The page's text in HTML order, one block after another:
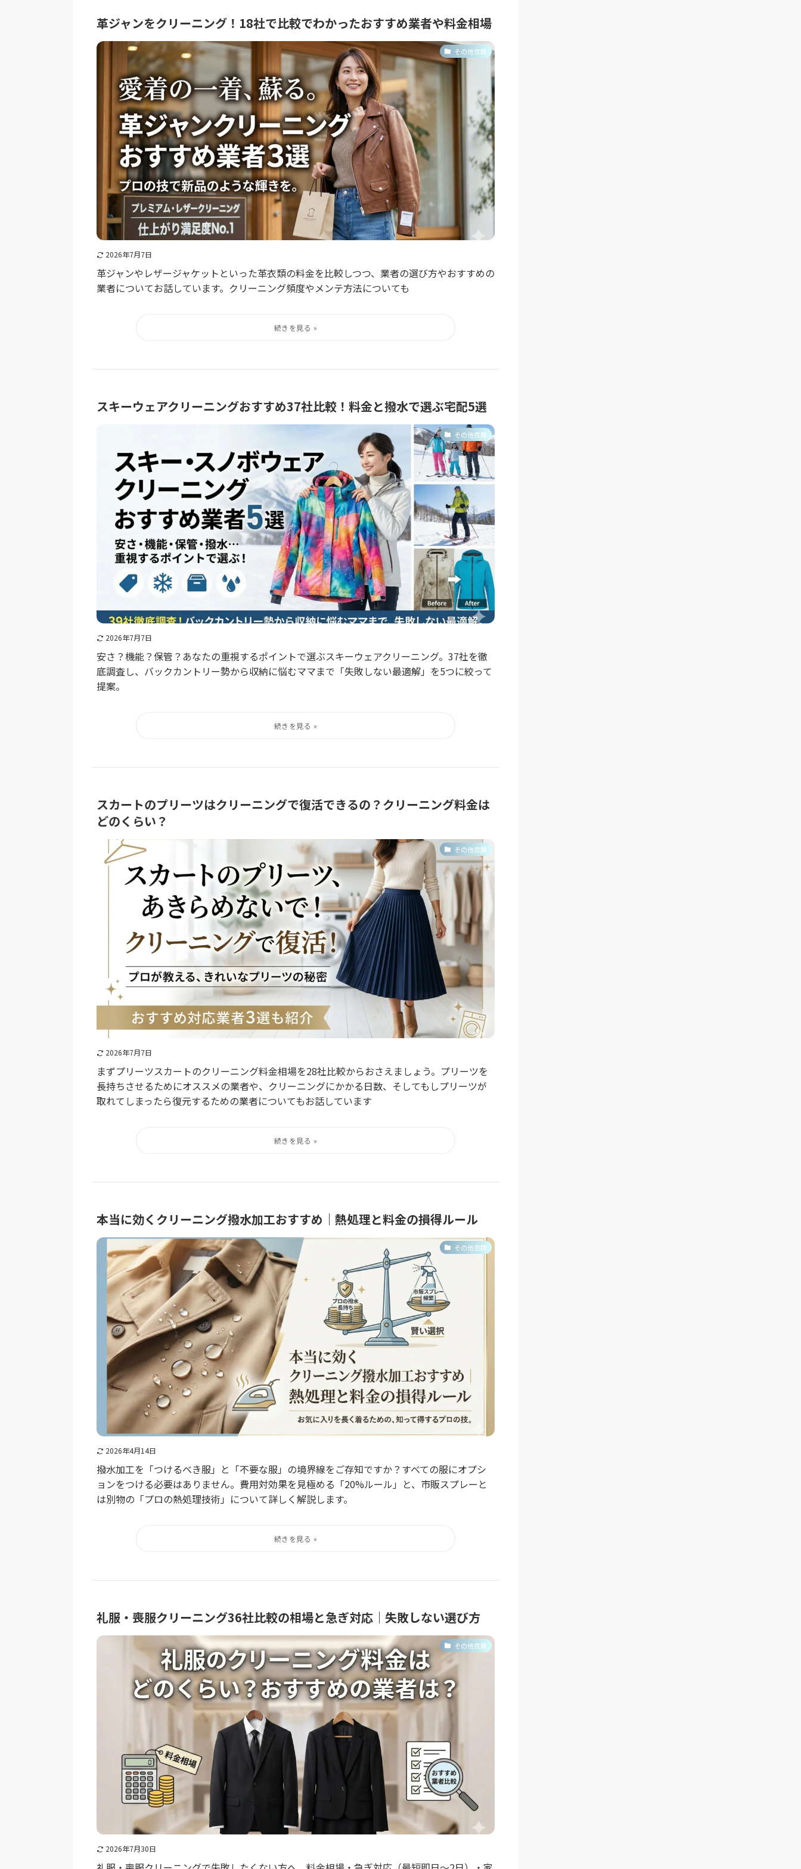
革ジャンをクリーニング！18社で比較でわかったおすすめ業者や料金相場
その他衣類
2026年7月7日
革ジャンやレザージャケットといった革衣類の料金を比較しつつ、業者の選び方やおすすめの
業者についてお話しています。クリーニング頻度やメンテ方法についても
スキーウェアクリーニングおすすめ37社比較！料金と撥水で選ぶ宅配5選
その他衣類
2026年7月7日
安さ？機能？保管？あなたの重視するポイントで選ぶスキーウェアクリーニング。37社を徹
底調査し、バックカントリー勢から収納に悩むママまで「失敗しない最適解」を5つに絞って
提案。
スカートのプリーツはクリーニングで復活できるの？クリーニング料金は
どのくらい？
その他衣類
2026年7月7日
まずプリーツスカートのクリーニング料金相場を28社比較からおさえましょう。プリーツを
長持ちさせるためにオススメの業者や、クリーニングにかかる日数、そしてもしプリーツが
取れてしまったら復元するための業者についてもお話しています
本当に効くクリーニング撥水加工おすすめ｜熱処理と料金の損得ルール
その他衣類
2026年4月14日
撥水加工を「つけるべき服」と「不要な服」の境界線をご存知ですか？すべての服にオプシ
ョンをつける必要はありません。費用対効果を見極める「20%ルール」と、市販スプレーと
は別物の「プロの熱処理技術」について詳しく解説します。
礼服・喪服クリーニング36社比較の相場と急ぎ対応｜失敗しない選び方
その他衣類
2026年7月30日